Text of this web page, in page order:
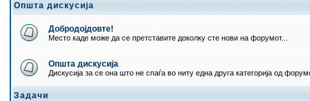
Општа дискусија
Добродојдовте!
Место каде може да се претставите доколку сте нови на форумот...
Општа дискусија
Дискусија за се она што не спаѓа во ниту една друга категорија од
Задачи